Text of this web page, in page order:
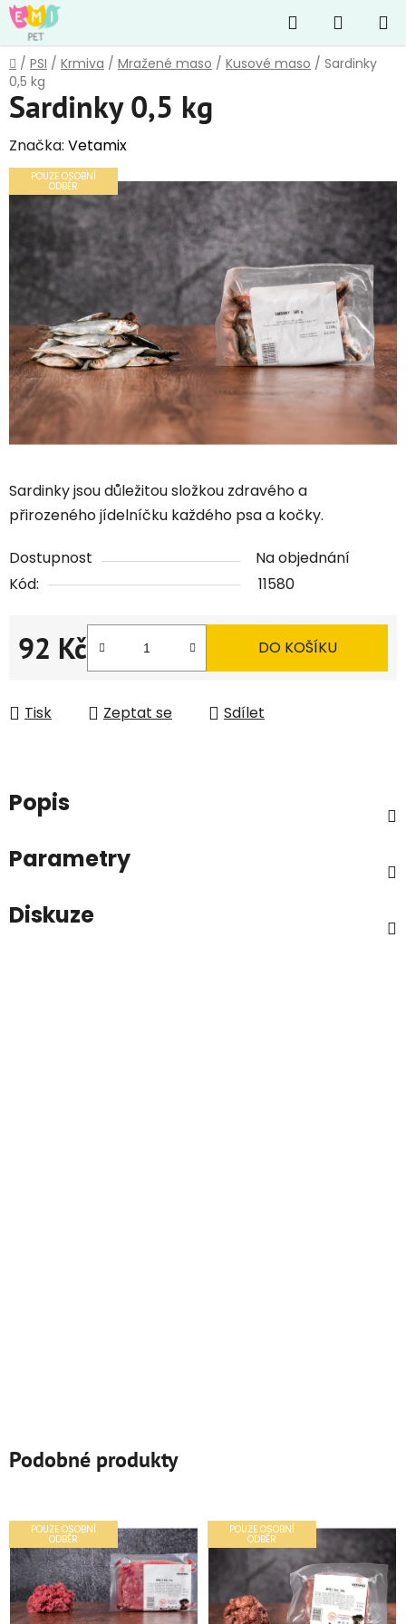
Přejít
na
obsah
Hledat
KOŠÍK
Domů
/ PSI / Krmiva / Mražené maso / Kusové maso / Sardinky
0,5 kg
Sardinky jsou důležitou složkou zdravého a
přirozeného jídelníčku každého psa a kočky.
Dostupnost
Na objednání
Kód:
11580
92 Kč
Měrná cena:
DO KOŠÍKU
Tisk Zeptat se Sdílet
Sardinky 0,5 kg
Značka: Vetamix
POUZE OSOBNÍ
ODBĚR
Popis
Parametry
Diskuze
Podobné produkty
POUZE OSOBNÍ
ODBĚR
POUZE OSOBNÍ
ODBĚR